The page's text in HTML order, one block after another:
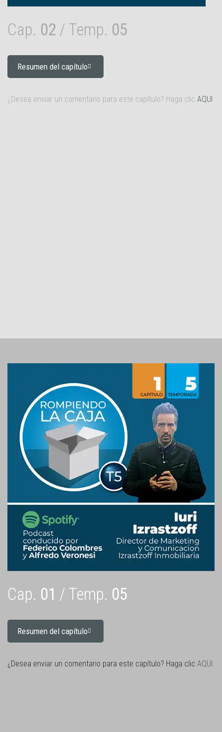
Cap. 02 / Temp. 05
Resumen del capítulo
¿Desea enviar un comentario para este capítulo? Haga clic AQUI
Cap. 01 / Temp. 05
Resumen del capítulo
¿Desea enviar un comentario para este capítulo? Haga clic AQUI